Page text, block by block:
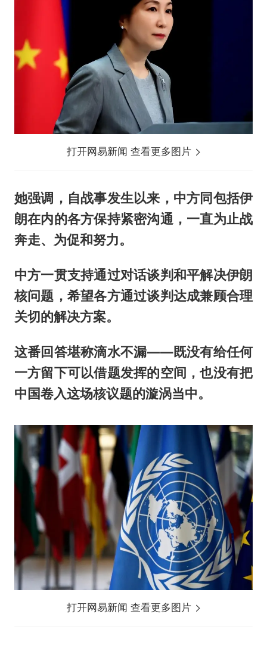
打开网易新闻 查看更多图片
她强调，自战事发生以来，中方同包括伊
朗在内的各方保持紧密沟通，一直为止战
奔走、为促和努力。
中方一贯支持通过对话谈判和平解决伊朗
核问题，希望各方通过谈判达成兼顾合理
关切的解决方案。
这番回答堪称滴水不漏——既没有给任何
一方留下可以借题发挥的空间，也没有把
中国卷入这场核议题的漩涡当中。
打开网易新闻 查看更多图片